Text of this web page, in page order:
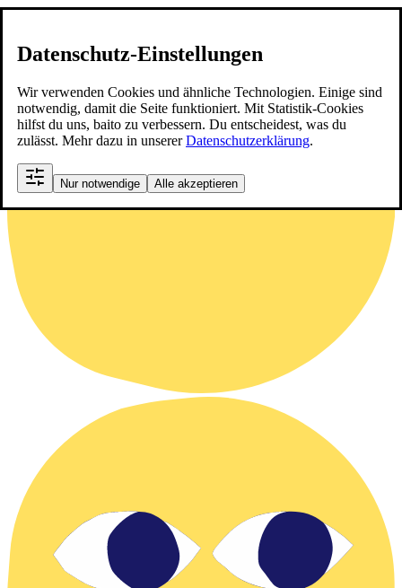
Datenschutz-Einstellungen
Wir verwenden Cookies und ähnliche Technologien. Einige sind
notwendig, damit die Seite funktioniert. Mit Statistik-Cookies
hilfst du uns, baito zu verbessern. Du entscheidest, was du
zulässt. Mehr dazu in unsererDatenschutzerklärung.
Nur notwendige Alle akzeptieren